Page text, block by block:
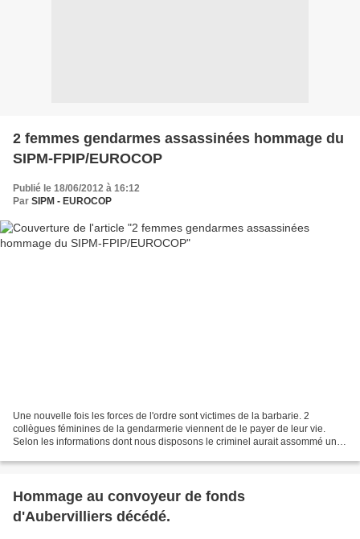
2 femmes gendarmes assassinées hommage du
SIPM-FPIP/EUROCOP
Publié le 18/06/2012 à 16:12
Par SIPM - EUROCOP
Une nouvelle fois les forces de l'ordre sont victimes de la barbarie. 2
collègues féminines de la gendarmerie viennent de le payer de leur vie.
Selon les informations dont nous disposons le criminel aurait assommé une
Hommage au convoyeur de fonds
d'Aubervilliers décédé.